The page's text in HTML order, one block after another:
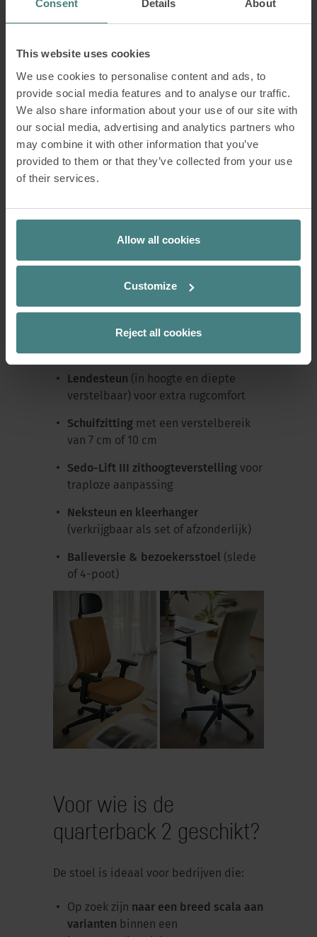
Consent Details About
This website uses cookies
We use cookies to personalise content and ads, to
provide social media features and to analyse our traffic.
We also share information about your use of our site with
our social media, advertising and analytics partners who
may combine it with other information that you’ve
provided to them or that they’ve collected from your use
of their services.
Allow all cookies
Customize
Reject all cookies
Apparatuur op maat
zoals vereist
De quarterback 2 maakt indruk met een
groot aantal standaardfuncties,
waaronder 2D-armleuningen, een
standaard zithoogteverstelling en een
stoel verder aan te passen aan
individuele wensen:
D, 3-D, 4-D) of volledig zonder
armleuningen
Lendesteun (in hoogte en diepte
verstelbaar) voor extra rugcomfort
Schuifzitting met een verstelbereik
van 7 cm of 10 cm
Sedo-Lift III zithoogteverstelling voor
traploze aanpassing
Neksteun en kleerhanger
(verkrijgbaar als set of afzonderlijk)
Balieversie & bezoekersstoel (slede
of 4-poot)
Voor wie is de
quarterback 2 geschikt?
De stoel is ideaal voor bedrijven die:
Op zoek zijn naar een breed scala aan
varianten binnen een